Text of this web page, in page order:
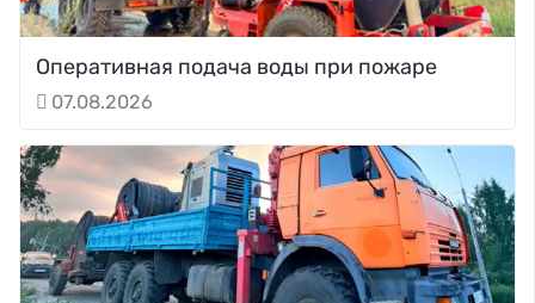
Оперативная подача воды при пожаре
07.08.2026